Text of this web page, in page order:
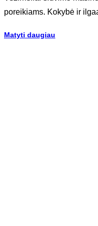
poreikiams. Kokybė ir
Matyti daugiau